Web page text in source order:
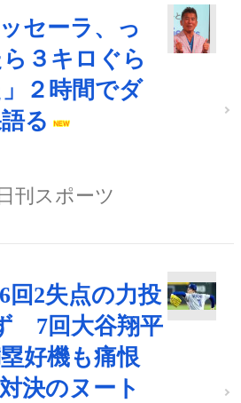
セーラ、っ
３キロぐら
２時間でダ
る
日刊スポーツ
回2失点の力投
7回大谷翔平
好機も痛恨
決のヌート